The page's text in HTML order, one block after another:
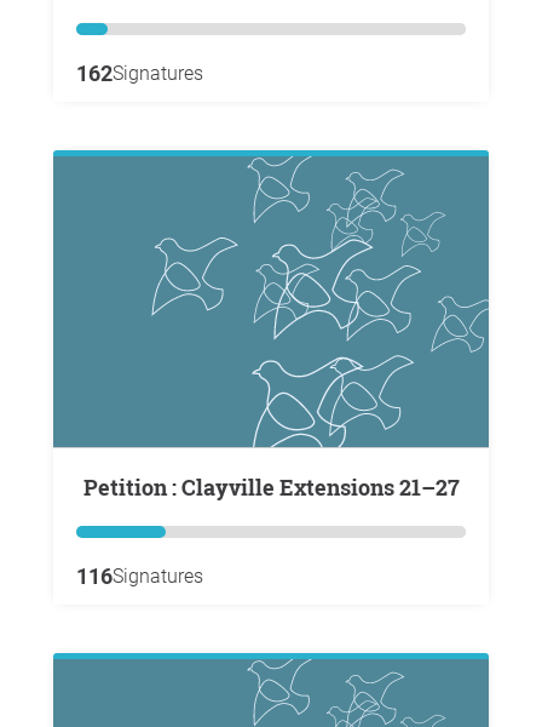
162Signatures
Petition : Clayville Extensions 21–27
116Signatures